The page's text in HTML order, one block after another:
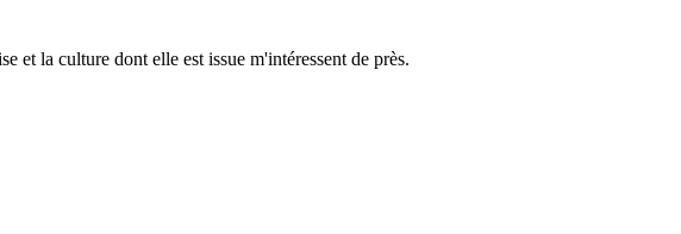
et la culture dont elle est issue m'intéressent de près.